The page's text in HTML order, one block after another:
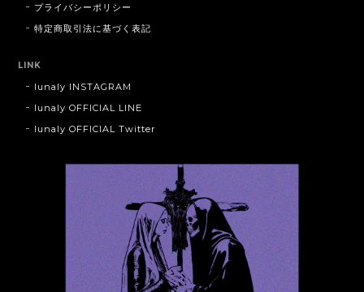
プライバシーポリシー
特定商取引法に基づく表記
LINK
lunaly INSTAGRAM
lunaly OFFICIAL LINE
lunaly OFFICIAL Twitter